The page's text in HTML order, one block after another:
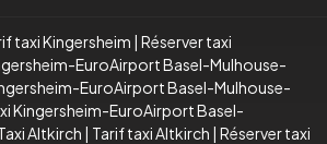
taxi Kingersheim | Réserver taxi
EuroAirport Basel-Mulhouse-
EuroAirport Basel-Mulhouse-
Kingersheim-EuroAirport Basel-
Altkirch | Tarif taxi Altkirch | Réserver taxi